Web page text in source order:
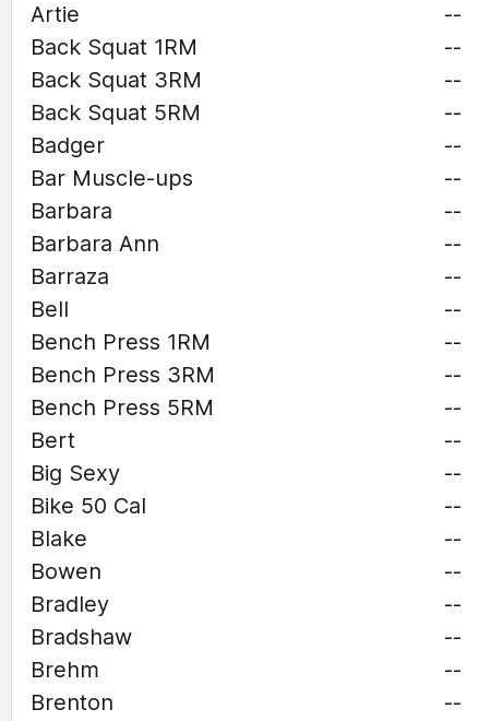
Artie
--
Back Squat 1RM
--
Back Squat 3RM
--
Back Squat 5RM
--
Badger
--
Bar Muscle-ups
--
Barbara
--
Barbara Ann
--
Barraza
--
Bell
--
Bench Press 1RM
--
Bench Press 3RM
--
Bench Press 5RM
--
Bert
--
Big Sexy
--
Bike 50 Cal
--
Blake
--
Bowen
--
Bradley
--
Bradshaw
--
Brehm
--
Brenton
--